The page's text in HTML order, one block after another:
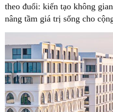
theo đuổi: kiến tạo không
nâng tầm giá trị sống cho